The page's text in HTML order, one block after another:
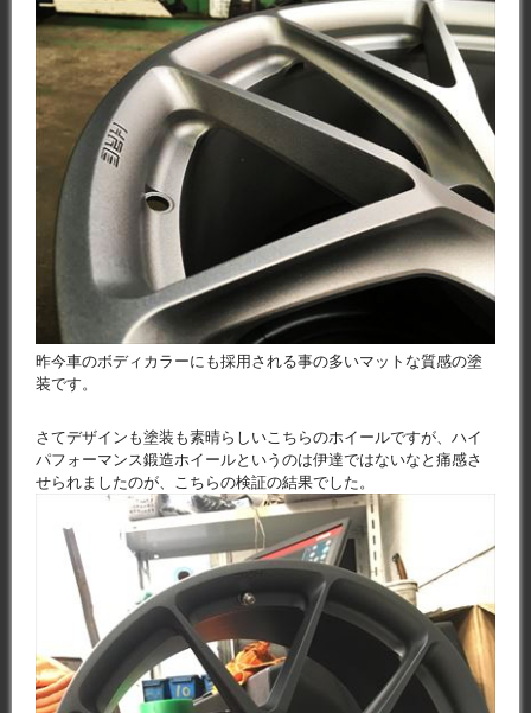
昨今車のボディカラーにも採用される事の多いマットな質感の塗
装です。
さてデザインも塗装も素晴らしいこちらのホイールですが、ハイ
パフォーマンス鍛造ホイールというのは伊達ではないなと痛感さ
せられましたのが、こちらの検証の結果でした。